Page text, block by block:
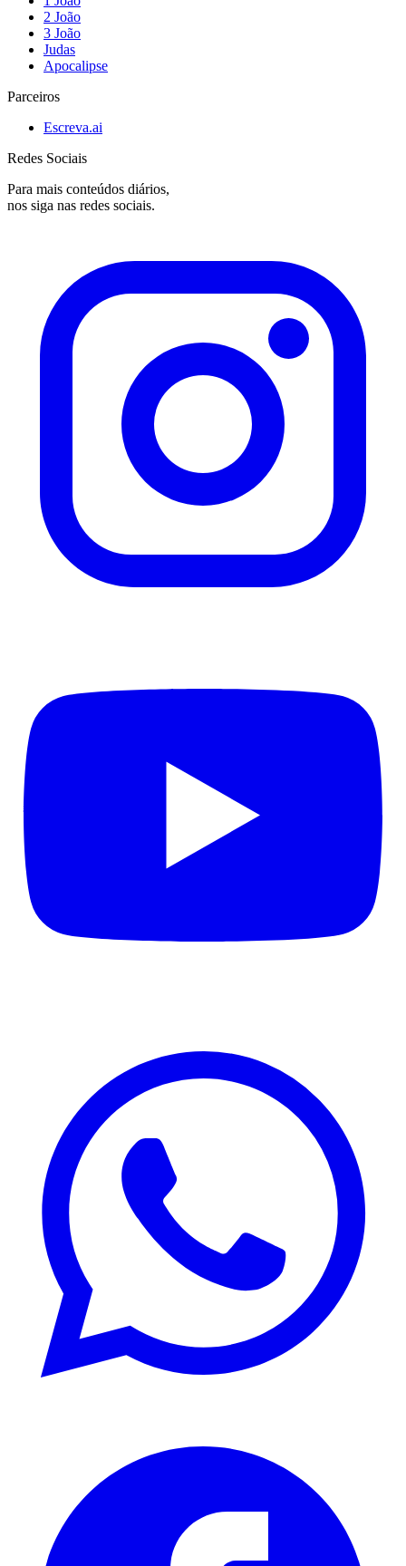
2 João
3 João
Judas
Apocalipse
Parceiros
Escreva.ai
Redes Sociais
Para mais conteúdos diários,
nos siga nas redes sociais.